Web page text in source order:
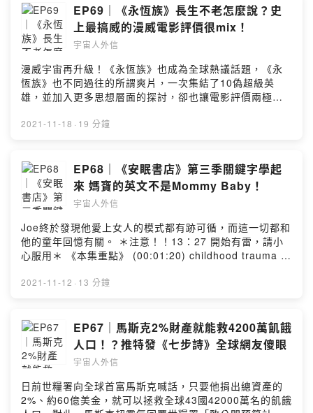
(00:03:53) sacred river 聖河 (00:03:59) sacred site
聖地 (00:06:02) chemical 化學的 (00:06:17) chemicals
各種化學物質 (00:06:43) toxic 有毒的 (00:06:48)
toxicant 毒素 (00:07:25) substance 物質 (00:09:48)
pollution 汙染 (00:10:01) air pollution 空氣汙染
(00:10:03) water pollution 水汙染 (00:10:14)
contamination 汙染 主持人：英文主播劉傑中 Ethan
ETtoday英文編譯 Ryan ETtoday日韓文編譯 隔壁老王
👉到IG看完整英文單字卡 https://bit.ly/3cdU82z 🤝歡迎
EP69｜《永恆族》長生不老怎麼說？史
上最搞威的漫威電影評價很mix！
宇宙人外信
漫威宇宙再升級！《永恆族》也成為全球熱議話題，《永
恆族》也不同過往的所謂爽片，一次集結了10偽超級英
雄，並加入更多思想層面的探討，卻也讓電影評價兩極，
單字》 (00:00:49) eternal 永恆的 (00:01:00) the rich
的 (00:06:04) box office 票房 (00:06:23) the movie is
a box office hit 這部電影票房賣座 (00:06:52) mixed 混
雜 (00:07:02) the movie has mixed reviews 電影評價
不一 (00:07:20) people have mixed opinions 人們的意
見不一 (00:07:36) rating 評級 (00:07:53) the movie
has high ratings 那部電影評價很高 (00:07:57) the
restaurant has high ratings 那間餐廳評價很高
(00:08:09) spoil 劇透／爆雷 (00:08:45) show but don't
tell 演出來不要直接說 (00:11:04) I was bored and
年最失望 (00:11:35) the movie is a disappointment 這
部電影讓人失望 (00:12:04) the movie is a success 這
部電影很成功 (00:13:19) I was bored to death 我快被
無聊死 (00:13:27) It's the talkiest hero movie 這是一
(00:13:58) talky 多話的 (00:16:37) Lonely God 浪味仙
(00:18:00) I've got a complicated family 我有一個複雜
2021-11-18 · 19 分鐘
EP68｜《安眠書店》第三季關鍵字學起
來 媽寶的英文不是Mommy Baby！
宇宙人外信
Joe終於發現他愛上女人的模式都有跡可循，而這一切都和
他的童年回憶有關。 ＊注意！！13：27 開始有雷，請小
心服用＊ 《本集重點》 (00:01:20) childhood trauma 童
創傷 (00:06:40) Oedipus complex 伊底帕斯情結
Oedipus 伊底帕斯 (00:09:42) psycho 變態 (00:10:17)
psychopath 精神病患者 (00:10:20) path 路徑
(00:10:34) someone with mental problem 某人有心理
問題 (00:10:45) mental issues 心理問題 (00:11:03)
the guy has mommy issues 那個男生是媽寶 (00:12:45)
wolfsbane 烏頭草 主持人：英文主播劉傑中 Ethan
ETtoday英文編譯 Ryan ETtoday日韓文編譯 隔壁老王 👽
2021-11-12 · 13 分鐘
EP67｜馬斯克2%財產就能救4200萬飢餓
人口！？推特發《七步詩》全球網友傻眼
宇宙人外信
日前世糧署向全球首富馬斯克喊話，只要他捐出總資產的
2%、約60億美金，就可以拯救全球43國42000萬名的飢餓